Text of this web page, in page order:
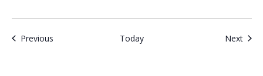
PreviousEvents Today Next